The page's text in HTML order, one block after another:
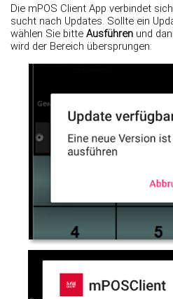
Die mPOS Client App verbindet
sucht nach Updates. Sollte ein
wählen Sie bitte Ausführenund
wird der Bereich übersprungen: